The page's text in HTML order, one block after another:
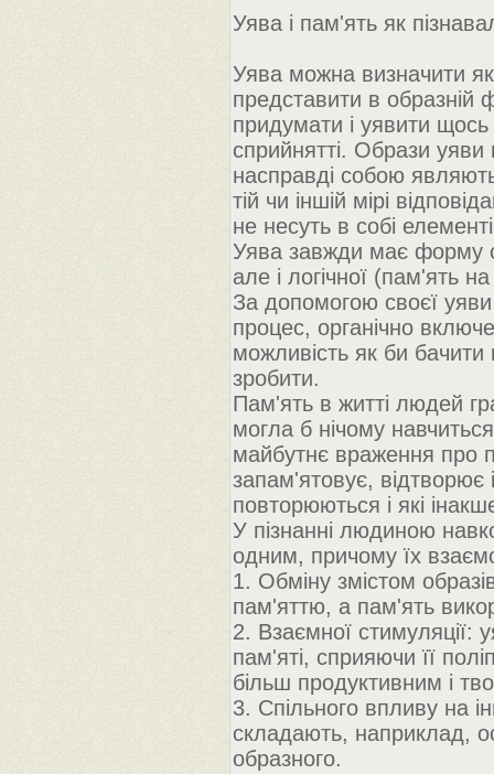
Уява і пам'ять як
Уява можна визначити
представити в образній
придумати і уявити щось
сприйнятті. Образи
насправді собою
тій чи іншій мірі
не несуть в собі
Уява завжди має форму
але і логічної (пам'ять
За допомогою своєї
процес, органічно
можливість як би
зробити.
Пам'ять в житті людей
могла б нічому
майбутнє враження про
запам'ятовує, відтворює
повторюються і які
У пізнанні людиною
одним, причому їх
1. Обміну змістом
пам'яттю, а пам'ять
2. Взаємної стимуляції:
пам'яті, сприяючи її
більш продуктивним і
3. Спільного впливу на
складають, наприклад,
образного.